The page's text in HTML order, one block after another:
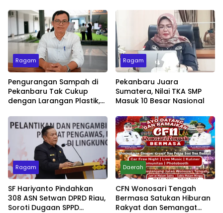
Ragam
Pengurangan Sampah di
Pekanbaru Tak Cukup
dengan Larangan Plastik,
Jadi Penentu
Ragam
Pekanbaru Juara
Sumatera, Nilai TKA SMP
Masuk 10 Besar Nasional
Ragam
SF Hariyanto Pindahkan
308 ASN Setwan DPRD Riau,
Soroti Dugaan SPPD
Daerah
CFN Wonosari Tengah
Bermasa Satukan Hiburan
Rakyat dan Semangat